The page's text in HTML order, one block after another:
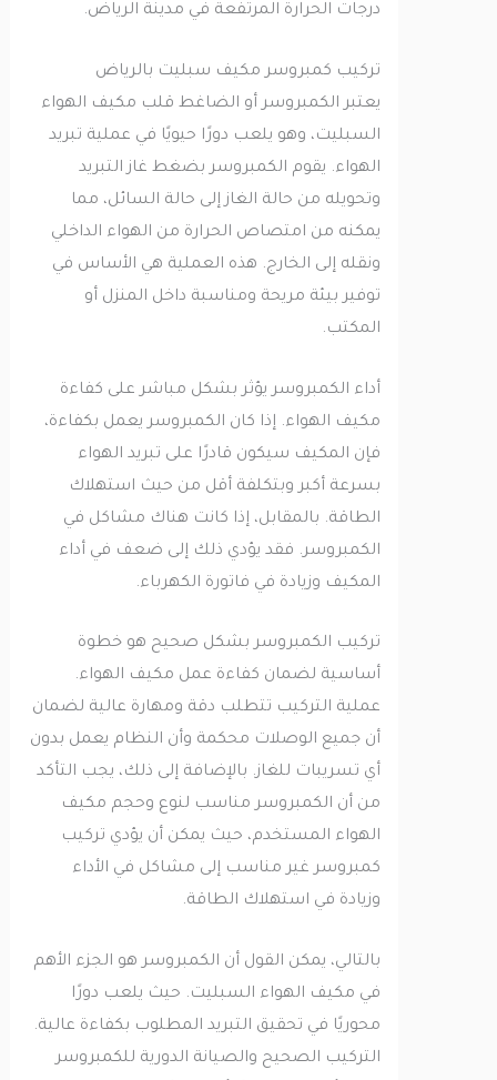
درجات الحرارة المرتفعة في مدينة الرياض.
تركيب كمبروسر مكيف سبليت بالرياض
يعتبر الكمبروسر أو الضاغط قلب مكيف الهواء
السبليت، وهو يلعب دورًا حيويًا في عملية تبريد
الهواء. يقوم الكمبروسر بضغط غاز التبريد
وتحويله من حالة الغاز إلى حالة السائل، مما
يمكنه من امتصاص الحرارة من الهواء الداخلي
ونقله إلى الخارج. هذه العملية هي الأساس في
توفير بيئة مريحة ومناسبة داخل المنزل أو
المكتب.
أداء الكمبروسر يؤثر بشكل مباشر على كفاءة
مكيف الهواء. إذا كان الكمبروسر يعمل بكفاءة،
فإن المكيف سيكون قادرًا على تبريد الهواء
بسرعة أكبر وبتكلفة أقل من حيث استهلاك
الطاقة. بالمقابل، إذا كانت هناك مشاكل في
الكمبروسر. فقد يؤدي ذلك إلى ضعف في أداء
المكيف وزيادة في فاتورة الكهرباء.
تركيب الكمبروسر بشكل صحيح هو خطوة
أساسية لضمان كفاءة عمل مكيف الهواء.
عملية التركيب تتطلب دقة ومهارة عالية لضمان
أن جميع الوصلات محكمة وأن النظام يعمل بدون
أي تسريبات للغاز. بالإضافة إلى ذلك، يجب التأكد
من أن الكمبروسر مناسب لنوع وحجم مكيف
الهواء المستخدم، حيث يمكن أن يؤدي تركيب
كمبروسر غير مناسب إلى مشاكل في الأداء
وزيادة في استهلاك الطاقة.
بالتالي، يمكن القول أن الكمبروسر هو الجزء الأهم
في مكيف الهواء السبليت. حيث يلعب دورًا
محوريًا في تحقيق التبريد المطلوب بكفاءة عالية.
التركيب الصحيح والصيانة الدورية للكمبروسر